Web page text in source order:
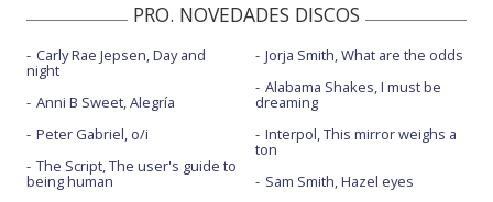
PRO. NOVEDADES DISCOS
Carly Rae Jepsen, Day and
night
Anni B Sweet, Alegría
Peter Gabriel, o/i
The Script, The user's guide to
being human
Jorja Smith, What are the odds
Alabama Shakes, I must be
dreaming
Interpol, This mirror weighs a
ton
Sam Smith, Hazel eyes